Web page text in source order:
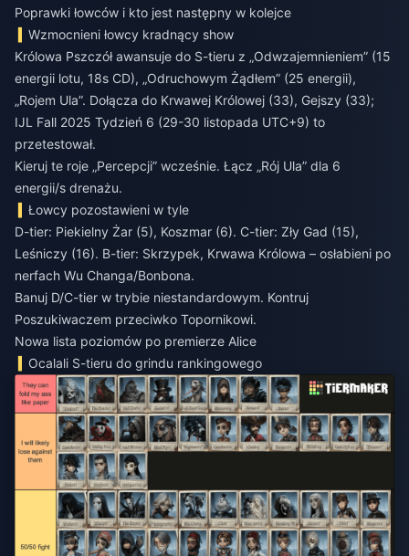
Poprawki łowców i kto jest następny w kolejce
Wzmocnieni łowcy kradnący show
Królowa Pszczół awansuje do S-tieru z „Odwzajemnieniem” (15
energii lotu, 18s CD), „Odruchowym Żądłem” (25 energii),
„Rojem Ula”. Dołącza do Krwawej Królowej (33), Gejszy (33);
IJL Fall 2025 Tydzień 6 (29-30 listopada UTC+9) to
przetestował.
Kieruj te roje „Percepcji” wcześnie. Łącz „Rój Ula” dla 6
energii/s drenażu.
Łowcy pozostawieni w tyle
D-tier: Piekielny Żar (5), Koszmar (6). C-tier: Zły Gad (15),
Leśniczy (16). B-tier: Skrzypek, Krwawa Królowa – osłabieni po
nerfach Wu Changa/Bonbona.
Banuj D/C-tier w trybie niestandardowym. Kontruj
Poszukiwaczem przeciwko Topornikowi.
Nowa lista poziomów po premierze Alice
Ocalali S-tieru do grindu rankingowego